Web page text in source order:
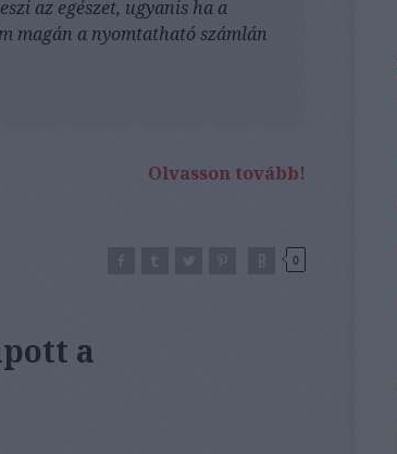
az egészet, ugyanis ha a
magán a nyomtatható számlán
Olvasson tovább!
0
a